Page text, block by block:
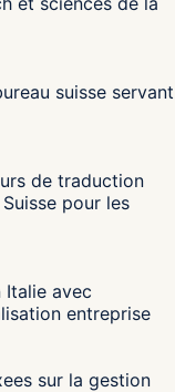
suisse servant
de traduction
pour les
avec
entreprise
sur la gestion